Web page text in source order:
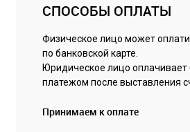
СПОСОБЫ ОПЛАТЫ
Физическое лицо может
по банковской карте.
Юридическое лицо
платежом после выставления
Принимаем к оплате